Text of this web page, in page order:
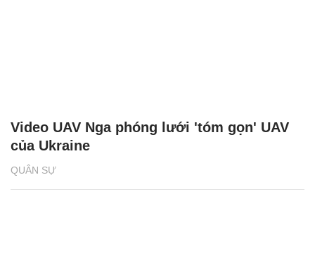
QUÂN SỰ
Video UAV Nga phóng lưới 'tóm gọn' UAV
của Ukraine